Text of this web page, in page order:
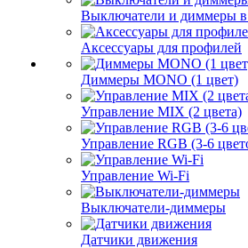
Выключатели и диммеры
Аксессуары для профилей
Диммеры MONO (1 цвет)
Управление MIX (2 цвета)
Управление RGB (3-6
Управление Wi-Fi
Выключатели-диммеры
Датчики движения